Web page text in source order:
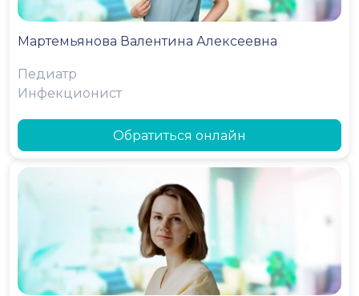
Мартемьянова Валентина Алексеевна
Педиатр
Инфекционист
Обратиться онлайн